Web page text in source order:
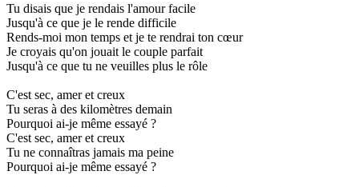
Tu disais que je rendais l'amour facile
Jusqu'à ce que je le rende difficile
Rends-moi mon temps et je te rendrai ton cœur
Je croyais qu'on jouait le couple parfait
Jusqu'à ce que tu ne veuilles plus le rôle
C'est sec, amer et creux
Tu seras à des kilomètres demain
Pourquoi ai-je même essayé ?
C'est sec, amer et creux
Tu ne connaîtras jamais ma peine
Pourquoi ai-je même essayé ?